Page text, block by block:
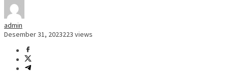
admin
Desember 31, 2023223 views